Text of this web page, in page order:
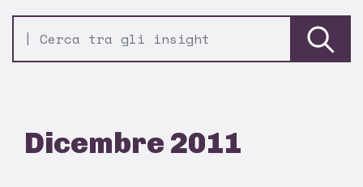
Dicembre 2011